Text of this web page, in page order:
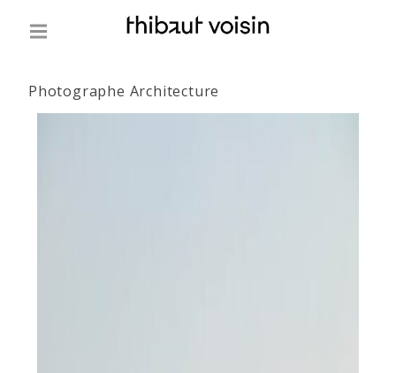
Photographe Architecture